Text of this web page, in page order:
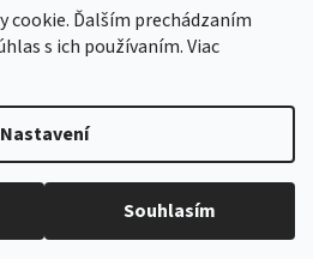
cookie. Ďalším prechádzaním
s ich používaním. Viac
Nastavení
Souhlasím
Vytvořil Shoptet
. Všechna práva vyhrazena.